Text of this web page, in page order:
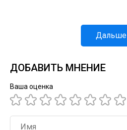
Дальше
ДОБАВИТЬ МНЕНИЕ
Ваша оценка